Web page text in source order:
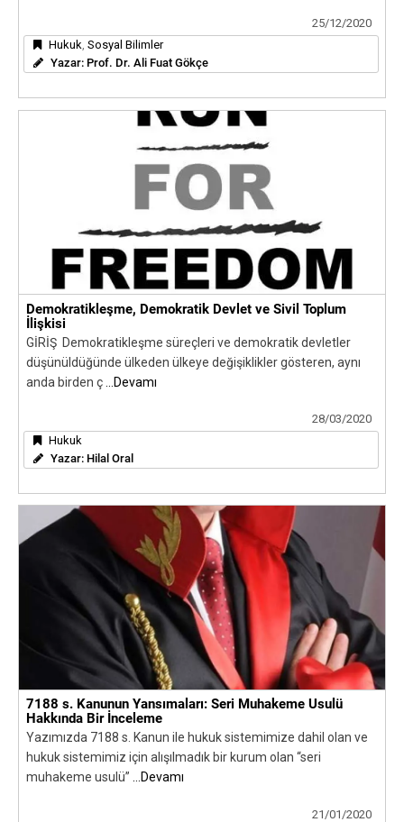
25/12/2020
Hukuk, Sosyal Bilimler
Yazar: Prof. Dr. Ali Fuat Gökçe
Demokratikleşme, Demokratik Devlet ve Sivil Toplum
İlişkisi
GİRİŞ Demokratikleşme süreçleri ve demokratik devletler
düşünüldüğünde ülkeden ülkeye değişiklikler gösteren, aynı
anda birden ç
...Devamı
28/03/2020
Hukuk
Yazar: Hilal Oral
7188 s. Kanunun Yansımaları: Seri Muhakeme Usulü
Hakkında Bir İnceleme
Yazımızda 7188 s. Kanun ile hukuk sistemimize dahil olan ve
hukuk sistemimiz için alışılmadık bir kurum olan “seri
muhakeme usulü” ...Devamı
21/01/2020